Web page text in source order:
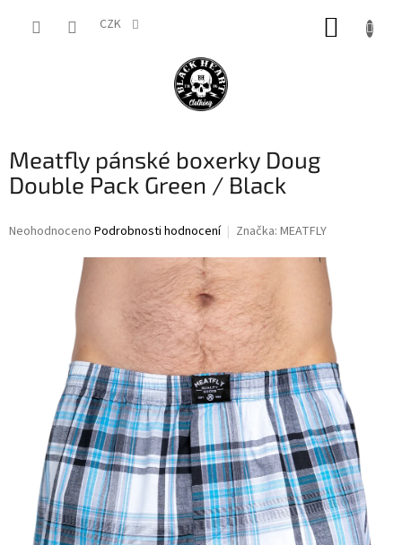
CZK
Meatfly pánské boxerky Doug
Double Pack Green / Black
Průměrné
Neohodnoceno Podrobnosti hodnocení Značka: MEATFLY